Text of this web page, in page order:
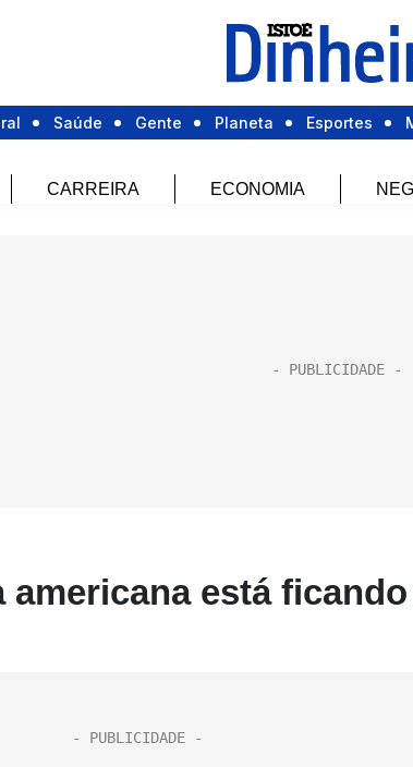
Saúde Gente Planeta Esportes
CARREIRA ECONOMIA
americana está